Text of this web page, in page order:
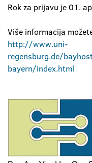
Rok za prijavu je 01.
Više informacija
http://www.uni-
regensburg.de/
bayern/index.html